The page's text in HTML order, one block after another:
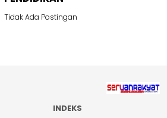
Tidak Ada Postingan
INDEKS